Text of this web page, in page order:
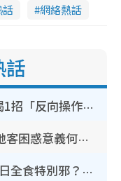
話 網絡熱話
話
WhatsApp預設貼圖點刪？揭1招「反向操作」還原簡潔介面 附3步實測教學
香港山邊鐵閘邊門大開？內地客困惑意義何在！網民神回覆：呢種叫法理性防禦
鬼門開2026｜農曆七月撞正日全食特別邪？專家警告切忌做一事！揭4大禁忌+2招保平安